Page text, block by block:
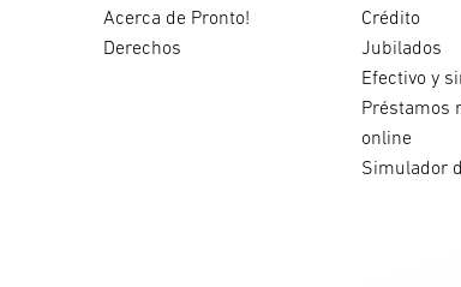
Acerca de Pronto!
Derechos
Crédito
Jubilados
Efectivo y
Préstamos
online
Simulador